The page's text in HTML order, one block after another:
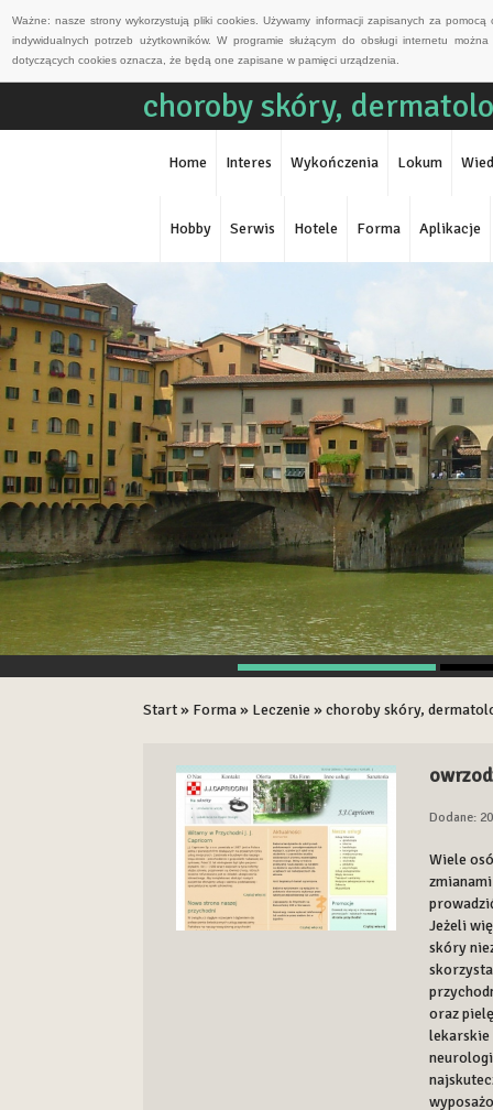
Ważne: nasze strony wykorzystują pliki cookies. Używamy informacji zapisanych za
indywidualnych potrzeb użytkowników. W programie służącym do obsługi internetu
dotyczących cookies oznacza, że będą one zapisane w pamięci urządzenia.
choroby skóry,
Home Interes Wykończenia Lokum
Hobby Serwis Hotele Forma Aplikacje
Start» Forma» Leczenie »choroby skóry,
Dodane:
Wiele
Jeżeli
skóry
oraz